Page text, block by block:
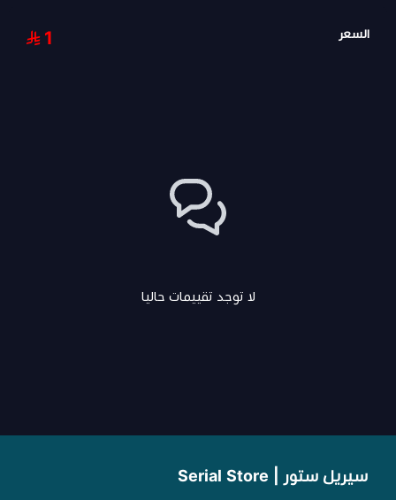
السعر 1
لا توجد تقييمات حاليا
سيريل ستور | Serial Store